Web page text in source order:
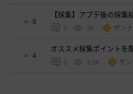
8
【採集】アプデ後の採集
0 3K ザン
4
オススメ採集ポイントを
1 3.5K ザ